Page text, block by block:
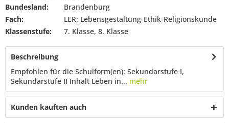
Bundesland:
Brandenburg
Fach:
LER: Lebensgestaltung-Ethik-Religionskunde
Klassenstufe:
7. Klasse, 8. Klasse
Beschreibung
Empfohlen für die Schulform(en): Sekundarstufe I,
Sekundarstufe II Inhalt Leben in... mehr
Kunden kauften auch